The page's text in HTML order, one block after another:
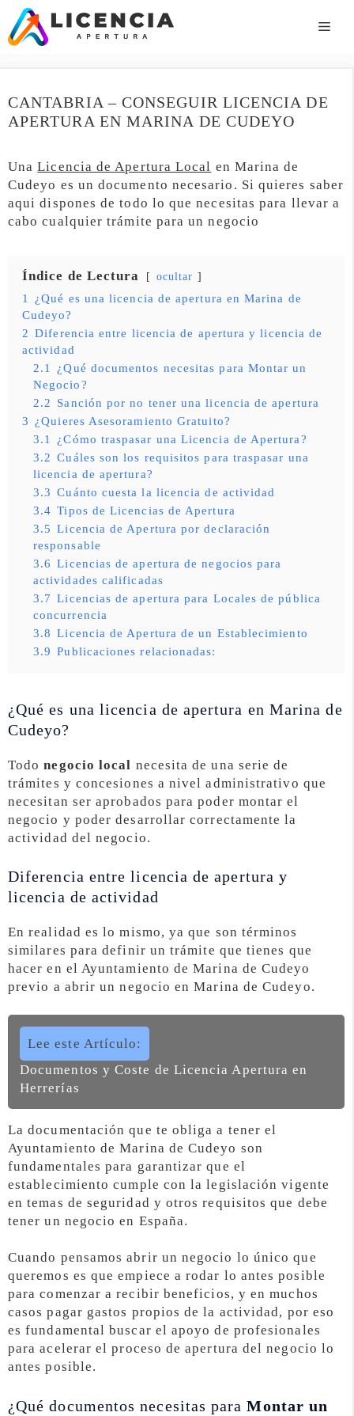
Saltar
contenido
CANTABRIA – CONSEGUIR LICENCIA DE
APERTURA EN MARINA DE CUDEYO
UnaLicencia de Apertura Local en Marina de
Cudeyo es un documento necesario. Si quieres saber
aqui dispones de todo lo que necesitas para llevar a
cabo cualquier trámite para un negocio
Índice de Lectura ocultar
1
¿Qué es una licencia de apertura en Marina de
Cudeyo?
2 Diferencia entre licencia de apertura y licencia de
actividad
2.1
¿Qué documentos necesitas para Montar un
Negocio?
2.2 Sanción por no tener una licencia de apertura
3 ¿Quieres Asesoramiento Gratuito?
3.1
¿Cómo traspasar una Licencia de Apertura?
3.2 Cuáles son los requisitos para traspasar una
licencia de apertura?
3.3 Cuánto cuesta la licencia de actividad
3.4 Tipos de Licencias de Apertura
3.5 Licencia de Apertura por declaración
responsable
3.6 Licencias de apertura de negocios para
actividades calificadas
3.7 Licencias de apertura para Locales de pública
concurrencia
3.8 Licencia de Apertura de un Establecimiento
3.9 Publicaciones relacionadas:
¿Qué es una licencia de apertura en Marina de
Cudeyo?
Todonegocio local necesita de una serie de
trámites y concesiones a nivel administrativo que
necesitan ser aprobados para poder montar el
negocio y poder desarrollar correctamente la
actividad del negocio.
Diferencia entre licencia de apertura y
licencia de actividad
En realidad es lo mismo, ya que son términos
similares para definir un trámite que tienes que
hacer en el Ayuntamiento de Marina de Cudeyo
previo a abrir un negocio en Marina de Cudeyo.
Lee este Artículo:
Documentos y Coste de Licencia Apertura en
Herrerías
La documentación que te obliga a tener el
Ayuntamiento de Marina de Cudeyo son
fundamentales para garantizar que el
establecimiento cumple con la legislación vigente
en temas de seguridad y otros requisitos que debe
tener un negocio en España.
Cuando pensamos abrir un negocio lo único que
queremos es que empiece a rodar lo antes posible
para comenzar a recibir beneficios, y en muchos
casos pagar gastos propios de la actividad, por eso
es fundamental buscar el apoyo de profesionales
para acelerar el proceso de apertura del negocio lo
antes posible.
¿Qué documentos necesitas paraMontar un